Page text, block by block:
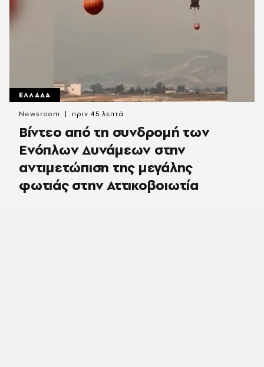
ΕΛΛΑΔΑ
Βίντεο από τη συνδρομή των
Ενόπλων Δυνάμεων στην
αντιμετώπιση της μεγάλης
φωτιάς στην Αττικοβοιωτία
Newsroom πριν 45 λεπτά